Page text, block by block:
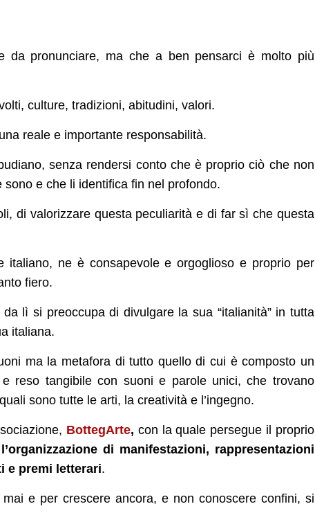
da pronunciare, ma che a ben pensarci è molto più
culture, tradizioni, abitudini, valori.
reale e importante responsabilità.
senza rendersi conto che è proprio ciò che non
e che li identifica fin nel profondo.
di valorizzare questa peculiarità e di far sì che questa
italiano, ne è consapevole e orgoglioso e proprio per
fiero.
lì si preoccupa di divulgare la sua “italianità” in tutta
italiana.
ma la metafora di tutto quello di cui è composto un
reso tangibile con suoni e parole unici, che trovano
sono tutte le arti, la creatività e l’ingegno.
BottegArte, con la quale persegue il proprio
l’organizzazione di manifestazioni, rappresentazioni
e premi letterari.
e per crescere ancora, e non conoscere confini, si